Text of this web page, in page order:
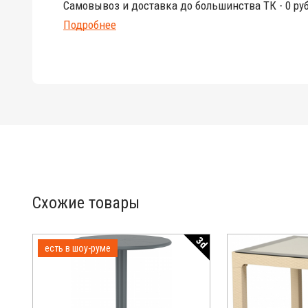
Самовывоз и доставка до большинства ТК - 0
Подробнее
Схожие товары
есть в шоу-руме 3d